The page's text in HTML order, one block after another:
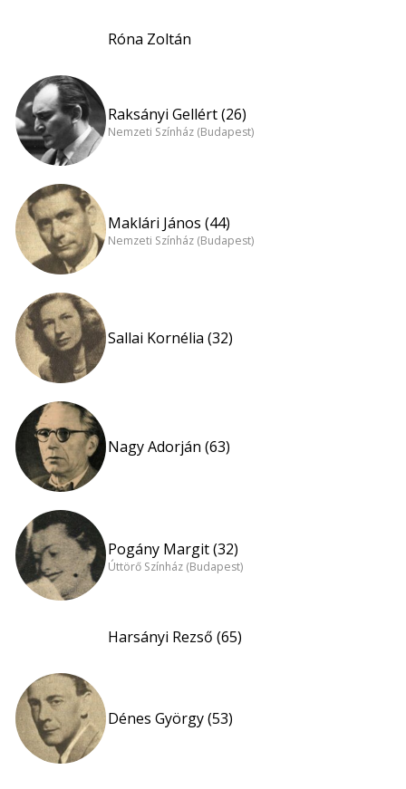
Róna Zoltán
Raksányi Gellért (26)
Nemzeti Színház (Budapest)
Maklári János (44)
Nemzeti Színház (Budapest)
Sallai Kornélia (32)
Nagy Adorján (63)
Pogány Margit (32)
Úttörő Színház (Budapest)
Harsányi Rezső (65)
Dénes György (53)